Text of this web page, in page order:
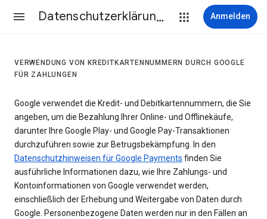
Datenschutzerklärung & Nutzungsbedingungen Anmelden
VERWENDUNG VON KREDITKARTENNUMMERN DURCH GOOGLE
FÜR ZAHLUNGEN
Google verwendet die Kredit- und Debitkartennummern, die Sie
angeben, um die Bezahlung Ihrer Online- und Offlinekäufe,
darunter Ihre Google Play- und Google Pay-Transaktionen
durchzuführen sowie zur Betrugsbekämpfung. In den
Datenschutzhinweisen für Google Payments finden Sie
ausführliche Informationen dazu, wie Ihre Zahlungs- und
Kontoinformationen von Google verwendet werden,
einschließlich der Erhebung und Weitergabe von Daten durch
Google. Personenbezogene Daten werden nur in den Fällen an